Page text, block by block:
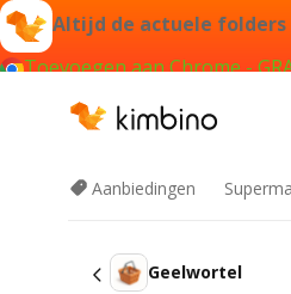
Altijd de actuele folders
Toevoegen aan Chrome -
Aanbiedingen
Geelwortel